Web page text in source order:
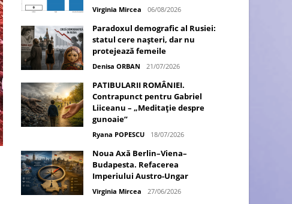
Virginia Mircea 06/08/2026
Paradoxul demografic al Rusiei:
statul cere nașteri, dar nu
protejează femeile
Denisa ORBAN 21/07/2026
PATIBULARII ROMÂNIEI.
Contrapunct pentru Gabriel
Liiceanu – „Meditație despre
gunoaie”
Ryana POPESCU 18/07/2026
Noua Axă Berlin–Viena–
Budapesta. Refacerea
Imperiului Austro-Ungar
Virginia Mircea 27/06/2026